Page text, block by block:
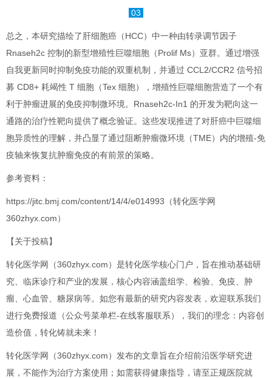
03
总之，本研究描绘了肝细胞癌（HCC）中一种由转录调节因子
Rnaseh2c 控制的新型增殖性巨噬细胞（Prolif Ms）亚群。通过增强
自我更新同时抑制免疫功能的双重机制，并通过 CCL2/CCR2 信号招
募 CD8+ 耗竭性 T 细胞（Tex 细胞），增殖性巨噬细胞营造了一个有
利于肿瘤进展的免疫抑制微环境。Rnaseh2c-In1 的开发为靶向这一
通路的治疗性靶向提供了概念验证。这些发现推进了对肝癌中巨噬细
胞异质性的理解，并凸显了通过阻断肿瘤微环境（TME）内的增殖-免
疫轴来恢复抗肿瘤免疫的有前景的策略。
参考资料：
https://jitc.bmj.com/content/14/4/e014993（转化医学网
360zhyx.com）
【关于投稿】
转化医学网（360zhyx.com）是转化医学核心门户，旨在推动基础研
究、临床诊疗和产业的发展，核心内容涵盖组学、检验、免疫、肿
瘤、心血管、糖尿病等。如您有最新的研究内容发表，欢迎联系我们
进行免费报道（公众号菜单栏-在线客服联系），我们的理念：内容创
造价值，转化铸就未来！
转化医学网（360zhyx.com）发布的文章旨在介绍前沿医学研究进
展，不能作为治疗方案使用；如需获得健康指导，请至正规医院就